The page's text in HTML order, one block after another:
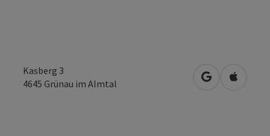
Kasberg 3
4645 Grünau im Almtal Openen in